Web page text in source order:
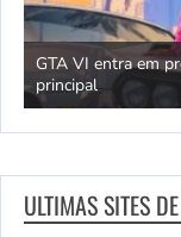
GTA VI entra em
principal
ULTIMAS SITES